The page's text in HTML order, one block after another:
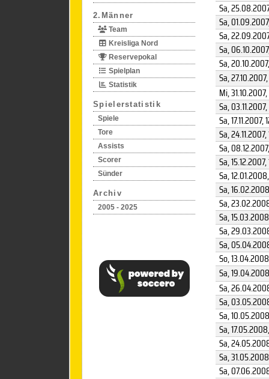
2.Männer
Team
Kreisliga Nord
Reservepokal
Spielplan
Statistik
Spielerstatistik
Spiele
Tore
Assists
Scorer
Sünder
Archiv
2005 - 2025
Sa, 25.08.2007
Sa, 01.09.2007
Sa, 22.09.2007
Sa, 06.10.2007
Sa, 20.10.2007
Sa, 27.10.2007
Mi, 31.10.2007
Sa, 03.11.2007,
Sa, 17.11.2007,
Sa, 24.11.2007,
Sa, 08.12.2007
Sa, 15.12.2007,
Sa, 12.01.2008
Sa, 16.02.2008
Sa,
Sa, 15.03.2008
Sa,
Sa,
So, 13.04.2008
Sa, 19.04.2008
Sa,
Sa,
Sa, 10.05.2008
Sa, 17.05.2008
Sa,
Sa, 31.05.2008
Sa,